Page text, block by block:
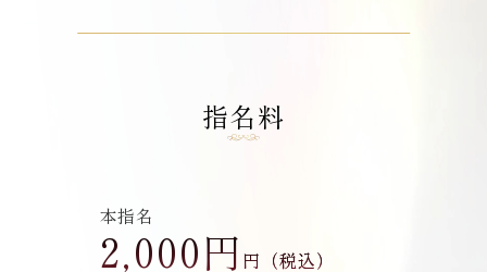
指名料
本指名
2,000円 円（税込）